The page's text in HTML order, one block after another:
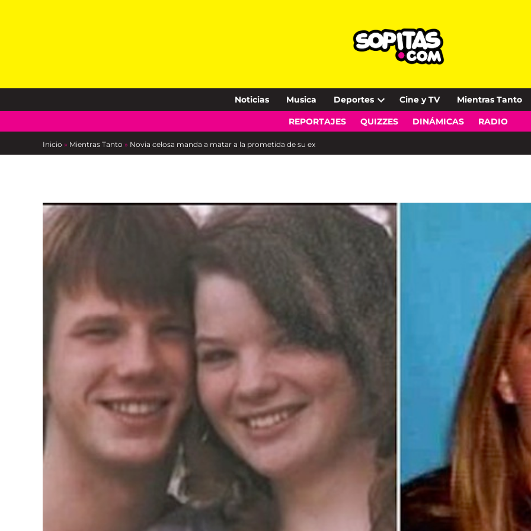
Noticias Musica Deportes
Open
dropdown
Cine y TV Mientras Tanto
REPORTAJES QUIZZES DINÁMICAS RADIO
Inicio » Mientras Tanto » Novia celosa manda a matar a la prometida de su ex